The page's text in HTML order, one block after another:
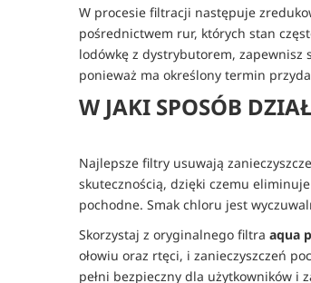
W procesie filtracji następuje
pośrednictwem rur, których stan
lodówkę z dystrybutorem,
ponieważ ma określony termin
W JAKI SPOSÓB
Najlepsze filtry usuwają
skutecznością, dzięki czemu
pochodne. Smak chloru jest
Skorzystaj z oryginalnego filtra aqua
ołowiu oraz rtęci, i zanieczyszczeń
pełni bezpieczny dla użytkowników i